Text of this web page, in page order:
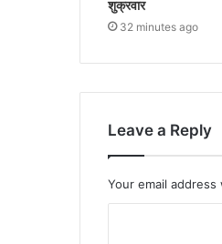
शुक्रवार
32 minutes ago
Leave a Reply
Your email